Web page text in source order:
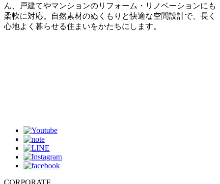
ん、戸建てやマンションのリフォーム・リノベーションにも
柔軟に対応。自然素材のぬくもりと快適な空間設計で、長く
心地よく暮らせる住まいをかたちにします。
CORPORATE